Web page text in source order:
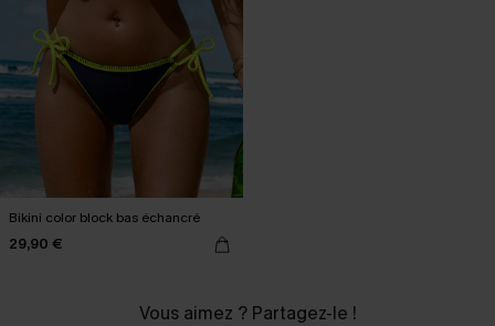
Bikini color block bas échancré
29,90 €
Vous aimez ? Partagez-le !